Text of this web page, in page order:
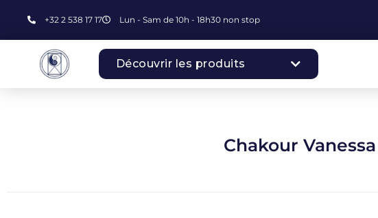
+32 2 538 17 17 Lun - Sam de 10h - 18h30 non stop
Découvrir les produits
Chakour Vanessa